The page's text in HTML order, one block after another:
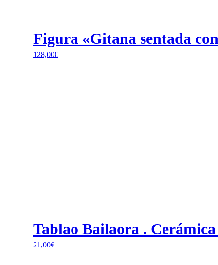
Figura «Gitana sentada
128,00€
Tablao Bailaora .
21,00€